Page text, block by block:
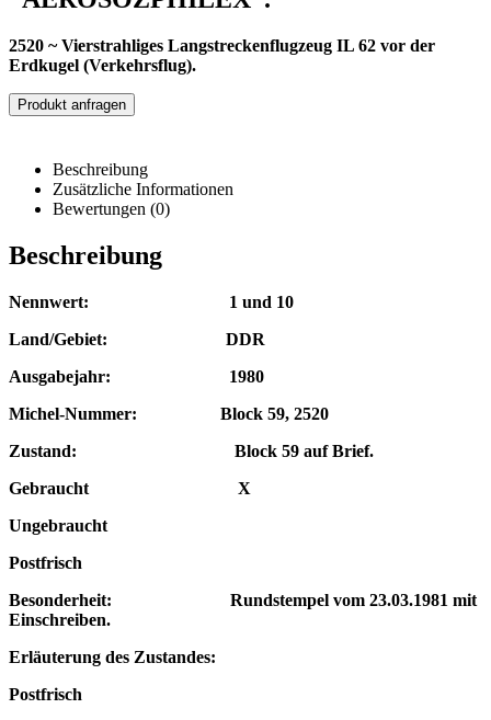
2520 ~ Vierstrahliges Langstreckenflugzeug IL 62 vor der
Erdkugel (Verkehrsflug).
Produkt anfragen
Beschreibung
Zusätzliche Informationen
Bewertungen (0)
Beschreibung
Nennwert: 1 und 10
Land/Gebiet: DDR
Ausgabejahr: 1980
Michel-Nummer: Block 59, 2520
Zustand: Block 59 auf Brief.
Gebraucht X
Ungebraucht
Postfrisch
Besonderheit:
Rundstempel vom 23.03.1981 mit
Einschreiben.
Erläuterung des Zustandes:
Postfrisch